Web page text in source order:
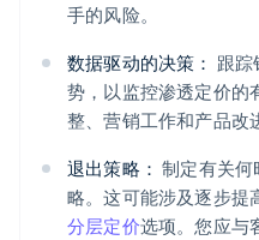
手的风险。
数据驱动的决策： 跟踪
势，以监控渗透定价的
整、营销工作和产品改
退出策略： 制定有关何
略。这可能涉及逐步提
分层定价选项。您应与